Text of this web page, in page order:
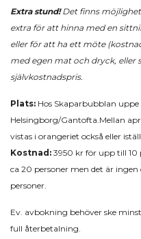
Extra stund!Det finns
extra för att hinna med en
eller för att ha ett möte
med egen mat och dryck, eller
självkostnadspris.
Plats: Hos Skaparbubblan
Helsingborg/Gantofta.Mellan
vistas i orangeriet också eller
Kostnad: 3950 kr för upp till 10
ca 20 personer men det är
personer.
Ev. avbokning behöver ske
full återbetalning.